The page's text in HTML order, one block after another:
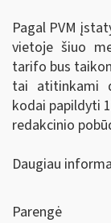
Pagal PVM
vietoje šiuo
tarifo bus
tai atitinkami
kodai papildyti
redakcinio
Daugiau
Parengė